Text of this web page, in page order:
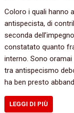
Coloro i quali hanno
antispecista, di
seconda
constatato quanto
interno. Sono
tra antispecismo
ha ben presto
LEGGI DI PIÙ